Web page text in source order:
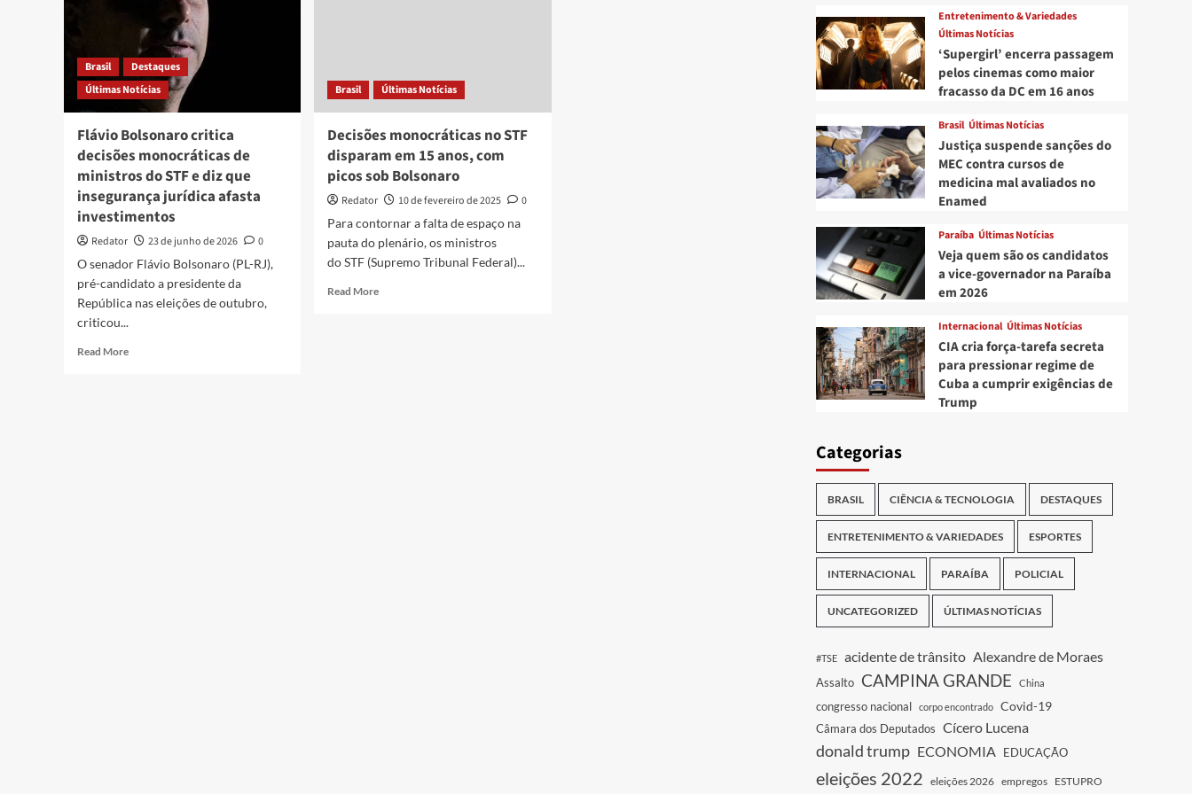
Brasil
Destaques
Últimas Notícias
Flávio Bolsonaro critica
decisões monocráticas de
ministros do STF e diz que
insegurança jurídica afasta
investimentos
Redator 23 de junho de 2026
0
O senador Flávio Bolsonaro (PL-RJ),
pré-candidato a presidente da
República nas eleições de outubro,
criticou...
Read MoreRead
Brasil Últimas Notícias
Decisões monocráticas no STF
disparam em 15 anos, com
picos sob Bolsonaro
Redator 10 de fevereiro de 2025
0
Para contornar a falta de espaço na
pauta do plenário, os ministros
do STF (Supremo Tribunal Federal)...
Read MoreRead
Entretenimento & Variedades
Últimas Notícias
‘Supergirl’ encerra passagem
pelos cinemas como maior
fracasso da DC em 16 anos
Brasil Últimas Notícias
Justiça suspende sanções do
MEC contra cursos de
medicina mal avaliados no
Enamed
Paraíba Últimas Notícias
Veja quem são os candidatos
a vice-governador na Paraíba
em 2026
Internacional Últimas Notícias
CIA cria força-tarefa secreta
para pressionar regime de
Cuba a cumprir exigências de
Trump
Categorias
BRASIL CIÊNCIA & TECNOLOGIA DESTAQUES
ENTRETENIMENTO & VARIEDADES ESPORTES
INTERNACIONAL PARAÍBA POLICIAL
UNCATEGORIZED ÚLTIMAS NOTÍCIAS
#TSE acidente de trânsito Alexandre de Moraes
Assalto CAMPINA GRANDE China
congresso nacional corpo encontrado Covid-19
Câmara dos Deputados Cícero Lucena
donald trump ECONOMIA EDUCAÇÃO
eleições 2022 eleições 2026 empregos ESTUPRO